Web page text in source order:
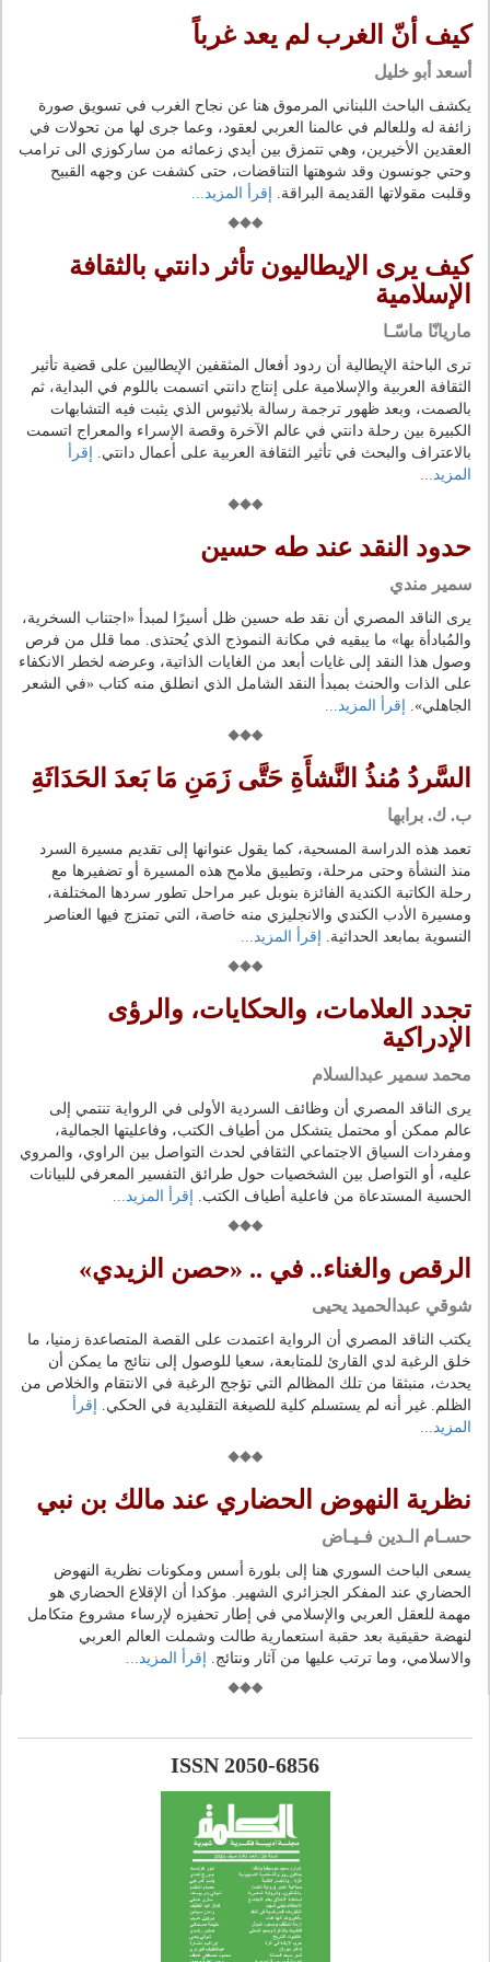
كيف أنّ الغرب لم يعد غرباً
أسعد أبو خليل
يكشف الباحث اللبناني المرموق هنا عن نجاح الغرب في تسويق صورة
زائفة له وللعالم في عالمنا العربي لعقود، وعما جرى لها من تحولات في
العقدين الأخيرين، وهي تتمزق بين أيدي زعمائه من ساركوزي الى ترامب
وحتي جونسون وقد شوهتها التناقضات، حتى كشفت عن وجهه القبيح
وقلبت مقولاتها القديمة البراقة.
إقرأ المزيد...
كيف يرى الإيطاليون تأثر دانتي بالثقافة
الإسلامية
ماريانّا ماسّـا
ترى الباحثة الإيطالية أن ردود أفعال المثقفين الإيطاليين على قضية تأثير
الثقافة العربية والإسلامية على إنتاج دانتي اتسمت باللوم في البداية، ثم
بالصمت، وبعد ظهور ترجمة رسالة بلاثيوس الذي يثبت فيه التشابهات
الكبيرة بين رحلة دانتي في عالم الآخرة وقصة الإسراء والمعراج اتسمت
بالاعتراف والبحث في تأثير الثقافة العربية على أعمال دانتي.
إقرأ
المزيد...
حدود النقد عند طه حسين
سمير مندي
يرى الناقد المصري أن نقد طه حسين ظل أسيرًا لمبدأ «اجتناب السخرية،
والمُبادأة بها» ما يبقيه في مكانة النموذج الذي يُحتذى. مما قلل من فرص
وصول هذا النقد إلى غايات أبعد من الغايات الذاتية، وعرضه لخطر الانكفاء
على الذات والحنث بمبدأ النقد الشامل الذي انطلق منه كتاب «في الشعر
الجاهلي».
إقرأ المزيد...
السَّردُ مُنذُ النَّشأَةِ حَتَّى زَمَنِ مَا بَعدَ الحَدَاثَةِ
ب. ك. برابها
تعمد هذه الدراسة المسحية، كما يقول عنوانها إلى تقديم مسيرة السرد
منذ النشأة وحتى مرحلة، وتطبيق ملامح هذه المسيرة أو تضفيرها مع
رحلة الكاتبة الكندية الفائزة بنوبل عبر مراحل تطور سردها المختلفة،
ومسيرة الأدب الكندي والانجليزي منه خاصة، التي تمتزج فيها العناصر
النسوية بمابعد الحداثية.
إقرأ المزيد...
تجدد العلامات، والحكايات، والرؤى
الإدراكية
محمد سمير عبدالسلام
يرى الناقد المصري أن وظائف السردية الأولى في الرواية تنتمي إلى
عالم ممكن أو محتمل يتشكل من أطياف الكتب، وفاعليتها الجمالية،
ومفردات السياق الاجتماعي الثقافي لحدث التواصل بين الراوي، والمروي
عليه، أو التواصل بين الشخصيات حول طرائق التفسير المعرفي للبيانات
الحسية المستدعاة من فاعلية أطياف الكتب.
إقرأ المزيد...
الرقص والغناء.. في .. «حصن الزيدي»
شوقي عبدالحميد يحيى
يكتب الناقد المصري أن الرواية اعتمدت على القصة المتصاعدة زمنيا، ما
خلق الرغبة لدي القارئ للمتابعة، سعيا للوصول إلى نتائج ما يمكن أن
يحدث، منبثقا من تلك المظالم التي تؤجج الرغبة في الانتقام والخلاص من
الظلم. غير أنه لم يستسلم كلية للصيغة التقليدية في الحكي.
إقرأ
المزيد...
نظرية النهوض الحضاري عند مالك بن نبي
حسـام الـدين فـيـاض
يسعى الباحث السوري هنا إلى بلورة أسس ومكونات نظرية النهوض
الحضاري عند المفكر الجزائري الشهير. مؤكدا أن الإقلاع الحضاري هو
مهمة للعقل العربي والإسلامي في إطار تحفيزه لإرساء مشروع متكامل
لنهضة حقيقية بعد حقبة استعمارية طالت وشملت العالم العربي
والاسلامي، وما ترتب عليها من آثار ونتائج.
إقرأ المزيد...
ISSN 2050-6856